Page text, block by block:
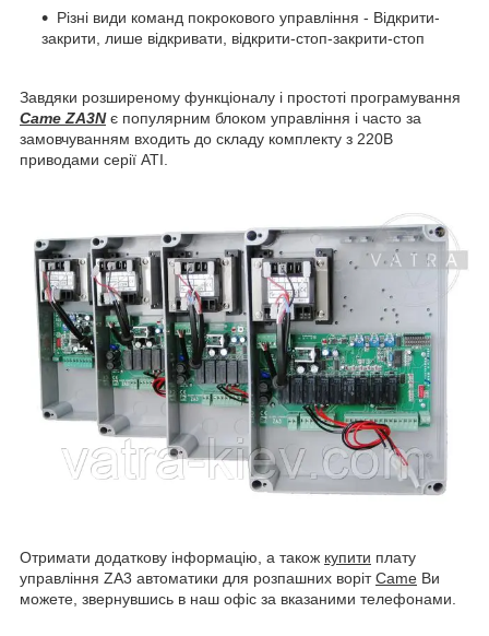
Різні види команд покрокового управління - Відкрити-
закрити, лише відкривати, відкрити-стоп-закрити-стоп
Завдяки розширеному функціоналу і простоті програмування
Came ZA3Nє популярним блоком управління і часто за
замовчуванням входить до складу комплекту з 220В
приводами серії ATI.
Отримати додаткову інформацію, а також купити плату
управління ZA3 автоматики для розпашних ворітCame Ви
можете, звернувшись в наш офіс за вказаними телефонами.